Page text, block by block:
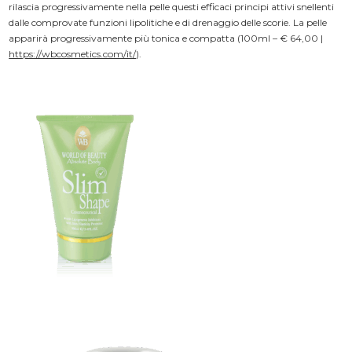
rilascia progressivamente nella pelle questi efficaci principi attivi snellenti
dalle comprovate funzioni lipolitiche e di drenaggio delle scorie. La pelle
apparirà progressivamente più tonica e compatta (100ml – € 64,00 |
https://wbcosmetics.com/it/).